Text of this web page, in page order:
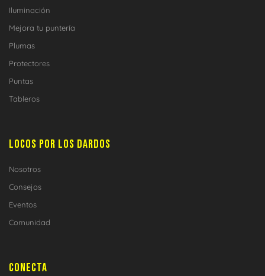
Iluminación
Mejora tu puntería
Plumas
Protectores
Puntas
Tableros
LOCOS POR LOS DARDOS
Nosotros
Consejos
Eventos
Comunidad
CONECTA